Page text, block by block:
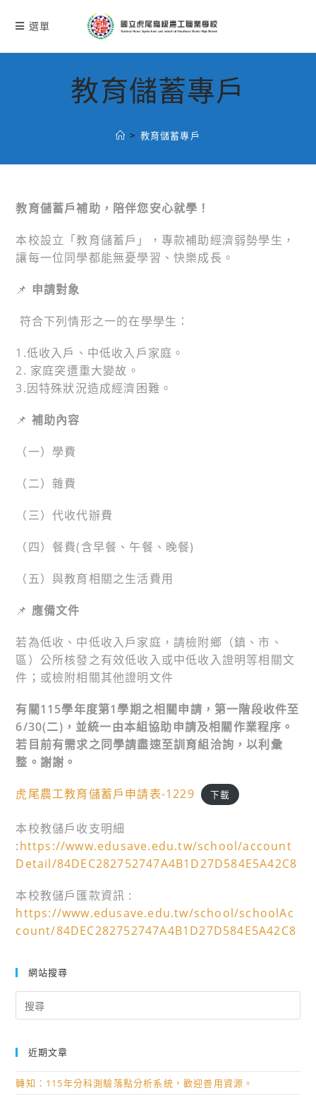
選單
教育儲蓄專戶
> 教育儲蓄專戶
教育儲蓄戶補助，陪伴您安心就學！
本校設立「教育儲蓄戶」，專款補助經濟弱勢學生，
讓每一位同學都能無憂學習、快樂成長。
📌 申請對象
符合下列情形之一的在學學生：
1.低收入戶、中低收入戶家庭。
2. 家庭突遭重大變故。
3.因特殊狀況造成經濟困難。
📌 補助內容
（一）學費
（二）雜費
（三）代收代辦費
（四）餐費(含早餐、午餐、晚餐)
（五）與教育相關之生活費用
📌 應備文件
若為低收、中低收入戶家庭，請檢附鄉（鎮、市、
區）公所核發之有效低收入或中低收入證明等相關文
件；或檢附相關其他證明文件
有關115學年度第1學期之相關申請，第一階段收件至
6/30(二)，並統一由本組協助申請及相關作業程序。
若目前有需求之同學請盡速至訓育組洽詢，以利彙
整。謝謝。
虎尾農工教育儲蓄戶申請表-1229 下載
本校教儲戶收支明細
:https://www.edusave.edu.tw/school/account
Detail/84DEC282752747A4B1D27D584E5A42C8
本校教儲戶匯款資訊 :
https://www.edusave.edu.tw/school/schoolAc
count/84DEC282752747A4B1D27D584E5A42C8
網站搜尋
for:
近期文章
轉知：115年分科測驗落點分析系統，歡迎善用資源。